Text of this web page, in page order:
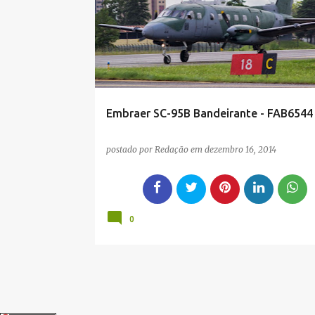
g
e
n
s
Embraer SC-95B Bandeirante - FAB6544
postado por Redação em dezembro 16, 2014
0